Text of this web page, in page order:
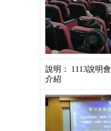
說明： 1113說明
介紹